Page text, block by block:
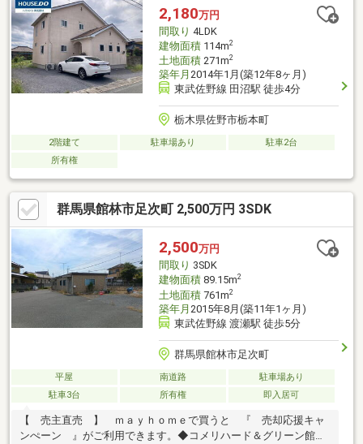
ください。
2,180万円
間取り 4LDK
建物面積114m2
土地面積271m2
築年月 2014年1月(築12年8ヶ月)
東武佐野線 田沼駅 徒歩4分
栃木県佐野市栃本町
2階建て 駐車場あり
駐車2台
所有権
群馬県館林市足次町 2,500万円 3SDK
2,500万円
間取り 3SDK
建物面積89.15m2
土地面積761m2
築年月 2015年8月(築11年1ヶ月)
東武佐野線 渡瀬駅 徒歩5分
群馬県館林市足次町
平屋 南道路
駐車場あり
駐車3台
所有権 即入居可
【 売主直売 】 ｍａｙｈｏｍｅで買うと 『 売却応援キャ
ンぺーン 』がご利用できます。◆コメリハード＆グリーン館林